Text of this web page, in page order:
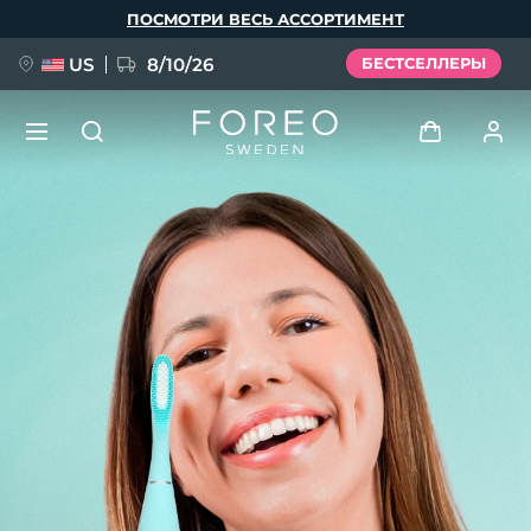
ПОСМОТРИ ВЕСЬ АССОРТИМЕНТ
US 8/10/26 БЕСТСЕЛЛЕРЫ
Профиль пользователя
Мои приборы
Мои заказы
Мои адреса
Мои подписки
FAQ™ Pure Beauty-Tech Elixir
BREAKING NEWS
issa™ Teeth Whitening Set
Deutsch
Español
Français
Italiano
Português
Svenska
Русский
简体中文 繁體中文